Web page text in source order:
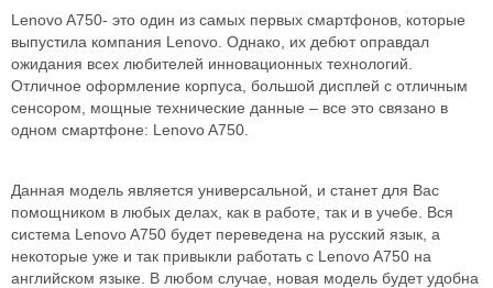
Lenovo A750- это один из самых первых смартфонов, которые
выпустила компания Lenovo. Однако, их дебют оправдал
ожидания всех любителей инновационных технологий.
Отличное оформление корпуса, большой дисплей с отличным
сенсором, мощные технические данные – все это связано в
одном смартфоне: Lenovo A750.
Данная модель является универсальной, и станет для Вас
помощником в любых делах, как в работе, так и в учебе. Вся
система Lenovo A750 будет переведена на русский язык, а
некоторые уже и так привыкли работать с Lenovo A750 на
английском языке. В любом случае, новая модель будет удобна